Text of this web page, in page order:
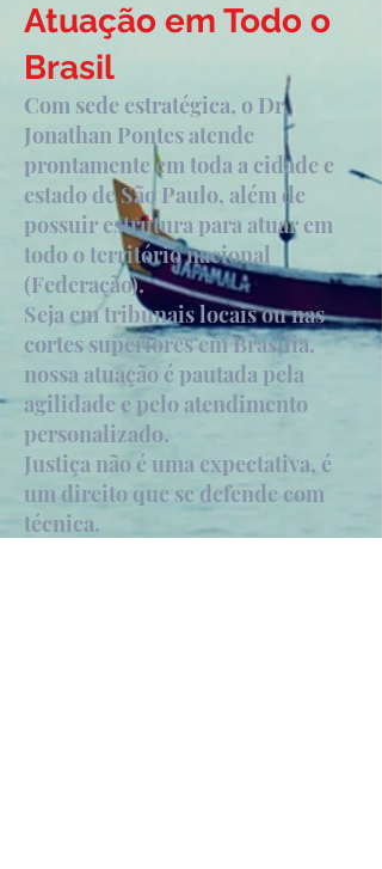
Atuação em Todo o
Brasil
Com sede estratégica, o Dr.
Jonathan Pontes atende
prontamente em toda a cidade e
estado de São Paulo, além de
possuir estrutura para atuar em
todo o território nacional
(Federação).
Seja em tribunais locais ou nas
cortes superiores em Brasília,
nossa atuação é pautada pela
agilidade e pelo atendimento
personalizado.
Justiça não é uma expectativa, é
um direito que se defende com
técnica.